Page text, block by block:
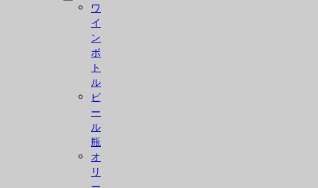
ワ
イ
ン
ボ
ト
ル
ビ
ー
ル
瓶
オ
リ